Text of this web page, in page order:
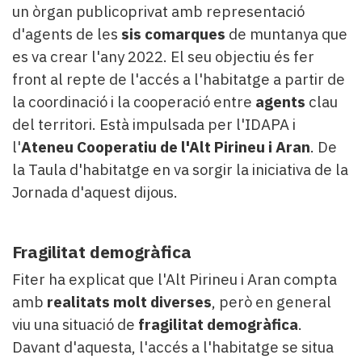
un òrgan publicoprivat amb representació
d'agents de les sis comarques de muntanya que
es va crear l'any 2022. El seu objectiu és fer
front al repte de l'accés a l'habitatge a partir de
la coordinació i la cooperació entre agents clau
del territori. Està impulsada per l'IDAPA i
l'Ateneu Cooperatiu de l'Alt Pirineu i Aran. De
la Taula d'habitatge en va sorgir la iniciativa de la
Jornada d'aquest dijous.
Fragilitat demogràfica
Fiter ha explicat que l'Alt Pirineu i Aran compta
amb realitats molt diverses, però en general
viu una situació de fragilitat demogràfica.
Davant d'aquesta, l'accés a l'habitatge se situa